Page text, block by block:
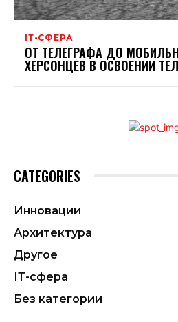
ІТ-СФЕРА
ОТ ТЕЛЕГРАФА ДО
ХЕРСОНЦЕВ В ОСВОЕНИИ
CATEGORIES
Инновации
Архитектура
Другое
ІТ-сфера
Без категории